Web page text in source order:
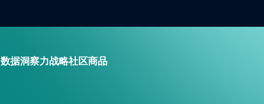
数据洞察力战略社区商品